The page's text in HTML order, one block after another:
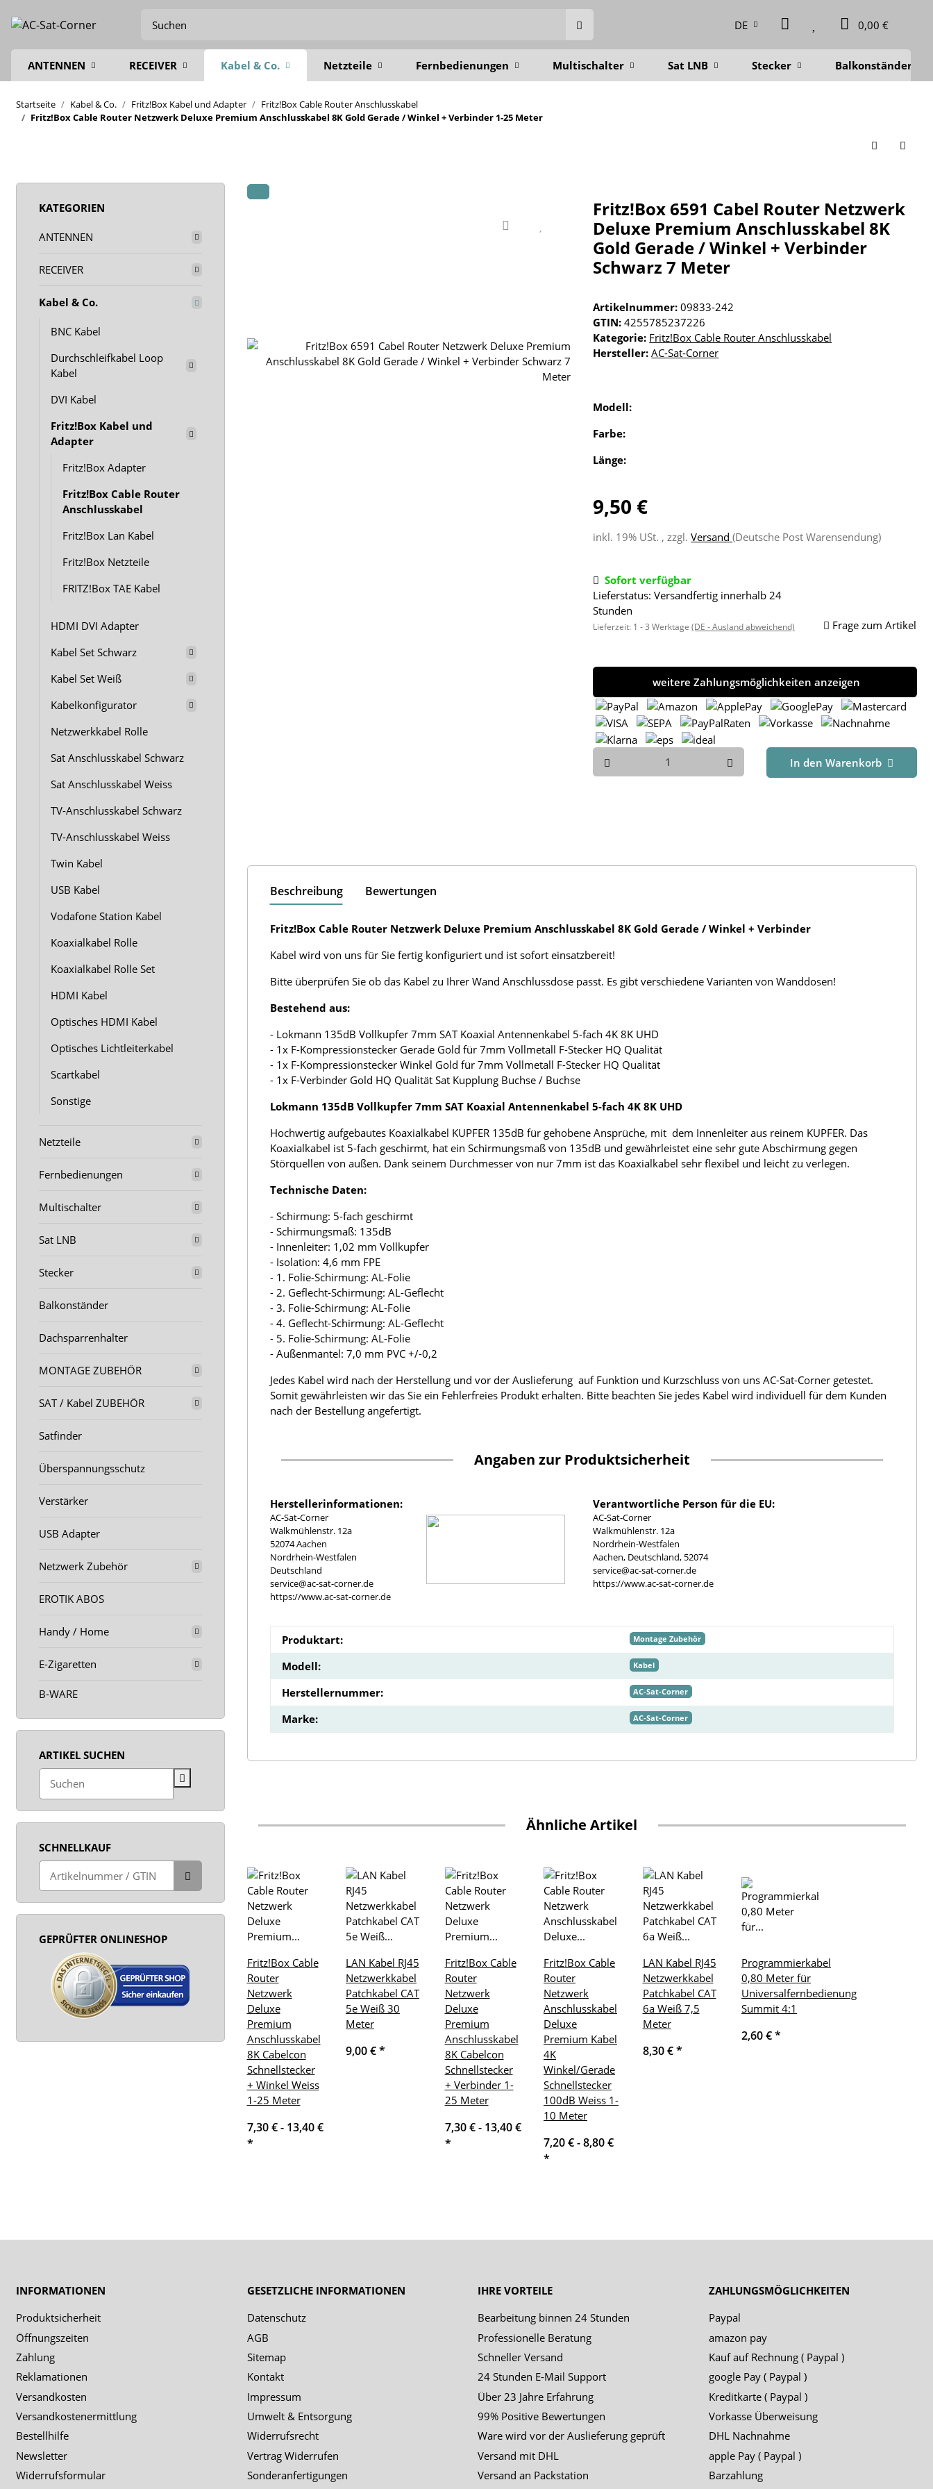
DE 0,00 €
ANTENNEN RECEIVER Kabel & Co. Netzteile Fernbedienungen Multischalter Sat LNB Stecker Balkonständer
Startseite Kabel & Co. Fritz!Box Kabel und Adapter
Fritz!Box Cable Router Anschlusskabel
Fritz!Box Cable Router Netzwerk Deluxe Premium Anschlusskabel 8K Gold Gerade / Winkel + Verbinder 1-25 Meter
Fritz!Box 6591 Cabel Router Netzwerk
Deluxe Premium Anschlusskabel 8K
Gold Gerade / Winkel + Verbinder
Schwarz 7 Meter
Artikelnummer:09833-242
GTIN: 4255785237226
Kategorie: Fritz!Box Cable Router Anschlusskabel
Hersteller: AC-Sat-Corner
Modell:
Farbe:
Länge:
9,50 €
inkl. 19% USt. , zzgl.Versand(Deutsche Post Warensendung)
Sofort verfügbar
Lieferstatus: Versandfertig innerhalb 24
Stunden
Lieferzeit: 1 - 3 Werktage(DE - Ausland abweichend) Frage zum Artikel
weitere Zahlungsmöglichkeiten anzeigen
In den Warenkorb
Beschreibung Bewertungen
Fritz!Box Cable Router Netzwerk Deluxe Premium Anschlusskabel 8K Gold Gerade / Winkel + Verbinder
Kabel wird von uns für Sie fertig konfiguriert und ist sofort einsatzbereit!
Bitte überprüfen Sie ob das Kabel zu Ihrer Wand Anschlussdose passt. Es gibt verschiedene Varianten von Wanddosen!
Bestehend aus:
- Lokmann 135dB Vollkupfer 7mm SAT Koaxial Antennenkabel 5-fach 4K 8K UHD
- 1x F-Kompressionstecker Gerade Gold für 7mm Vollmetall F-Stecker HQ Qualität
- 1x F-Kompressionstecker Winkel Gold für 7mm Vollmetall F-Stecker HQ Qualität
- 1x F-Verbinder Gold HQ Qualität Sat Kupplung Buchse / Buchse
Lokmann 135dB Vollkupfer 7mm SAT Koaxial Antennenkabel 5-fach 4K 8K UHD
Hochwertig aufgebautes Koaxialkabel KUPFER 135dB für gehobene Ansprüche, mit dem Innenleiter aus reinem KUPFER. Das
Koaxialkabel ist 5-fach geschirmt, hat ein Schirmungsmaß von 135dB und gewährleistet eine sehr gute Abschirmung gegen
Störquellen von außen. Dank seinem Durchmesser von nur 7mm ist das Koaxialkabel sehr flexibel und leicht zu verlegen.
Technische Daten:
- Schirmung: 5-fach geschirmt
- Schirmungsmaß: 135dB
- Innenleiter: 1,02 mm Vollkupfer
- Isolation: 4,6 mm FPE
- 1. Folie-Schirmung: AL-Folie
- 2. Geflecht-Schirmung: AL-Geflecht
- 3. Folie-Schirmung: AL-Folie
- 4. Geflecht-Schirmung: AL-Geflecht
- 5. Folie-Schirmung: AL-Folie
- Außenmantel: 7,0 mm PVC +/-0,2
Jedes Kabel wird nach der Herstellung und vor der Auslieferung auf Funktion und Kurzschluss von uns AC-Sat-Corner getestet.
Somit gewährleisten wir das Sie ein Fehlerfreies Produkt erhalten. Bitte beachten Sie jedes Kabel wird individuell für dem Kunden
nach der Bestellung angefertigt.
Angaben zur Produktsicherheit
Herstellerinformationen:
AC-Sat-Corner
Walkmühlenstr. 12a
52074 Aachen
Nordrhein-Westfalen
Deutschland
service@ac-sat-corner.de
https://www.ac-sat-corner.de
Verantwortliche Person für die EU:
AC-Sat-Corner
Walkmühlenstr. 12a
Nordrhein-Westfalen
Aachen, Deutschland, 52074
service@ac-sat-corner.de
https://www.ac-sat-corner.de
Produktart: Montage Zubehör
Modell: Kabel
Herstellernummer: AC-Sat-Corner
Marke: AC-Sat-Corner
Ähnliche Artikel
Fritz!Box Cable
Router
Netzwerk
Deluxe
Premium
Anschlusskabel
8K Cabelcon
Schnellstecker
+ Winkel Weiss
1-25 Meter
7,30 € - 13,40 €
*
LAN Kabel RJ45
Netzwerkkabel
Patchkabel CAT
5e Weiß 30
Meter
9,00 €*
Fritz!Box Cable
Router
Netzwerk
Deluxe
Premium
Anschlusskabel
8K Cabelcon
Schnellstecker
+ Verbinder 1-
25 Meter
7,30 € - 13,40 €
*
Fritz!Box Cable
Router
Netzwerk
Anschlusskabel
Deluxe
Premium Kabel
4K
Winkel/Gerade
Schnellstecker
100dB Weiss 1-
10 Meter
7,20 € -8,80 €
*
LAN Kabel RJ45
Netzwerkkabel
Patchkabel CAT
6a Weiß 7,5
Meter
8,30 €*
Programmierkabel
0,80 Meter für
Universalfernbedienung
Summit 4:1
2,60 €*
KATEGORIEN
ANTENNEN
RECEIVER
Kabel & Co.
BNC Kabel
Durchschleifkabel Loop
Kabel
DVI Kabel
Fritz!Box Kabel und
Adapter
Fritz!Box Adapter
Fritz!Box Cable Router
Anschlusskabel
Fritz!Box Lan Kabel
Fritz!Box Netzteile
FRITZ!Box TAE Kabel
HDMI DVI Adapter
Kabel Set Schwarz
Kabel Set Weiß
Kabelkonfigurator
Netzwerkkabel Rolle
Sat Anschlusskabel Schwarz
Sat Anschlusskabel Weiss
TV-Anschlusskabel Schwarz
TV-Anschlusskabel Weiss
Twin Kabel
USB Kabel
Vodafone Station Kabel
Koaxialkabel Rolle
Koaxialkabel Rolle Set
HDMI Kabel
Optisches HDMI Kabel
Optisches Lichtleiterkabel
Scartkabel
Sonstige
Netzteile
Fernbedienungen
Multischalter
Sat LNB
Stecker
Balkonständer
Dachsparrenhalter
MONTAGE ZUBEHÖR
SAT / Kabel ZUBEHÖR
Satfinder
Überspannungsschutz
Verstärker
USB Adapter
Netzwerk Zubehör
EROTIK ABOS
Handy / Home
E-Zigaretten
B-WARE
ARTIKEL SUCHEN
SCHNELLKAUF
GEPRÜFTER ONLINESHOP
INFORMATIONEN
Produktsicherheit
Öffnungszeiten
Zahlung
Reklamationen
Versandkosten
Versandkostenermittlung
Bestellhilfe
Newsletter
Widerrufsformular
GESETZLICHE INFORMATIONEN
Datenschutz
AGB
Sitemap
Kontakt
Impressum
Umwelt & Entsorgung
Widerrufsrecht
Vertrag Widerrufen
Sonderanfertigungen
IHRE VORTEILE
Bearbeitung binnen 24 Stunden
Professionelle Beratung
Schneller Versand
24 Stunden E-Mail Support
Über 23 Jahre Erfahrung
99% Positive Bewertungen
Ware wird vor der Auslieferung geprüft
Versand mit DHL
Versand an Packstation
ZAHLUNGSMÖGLICHKEITEN
Paypal
amazon pay
Kauf auf Rechnung ( Paypal )
google Pay ( Paypal )
Kreditkarte ( Paypal )
Vorkasse Überweisung
DHL Nachnahme
apple Pay ( Paypal )
Barzahlung